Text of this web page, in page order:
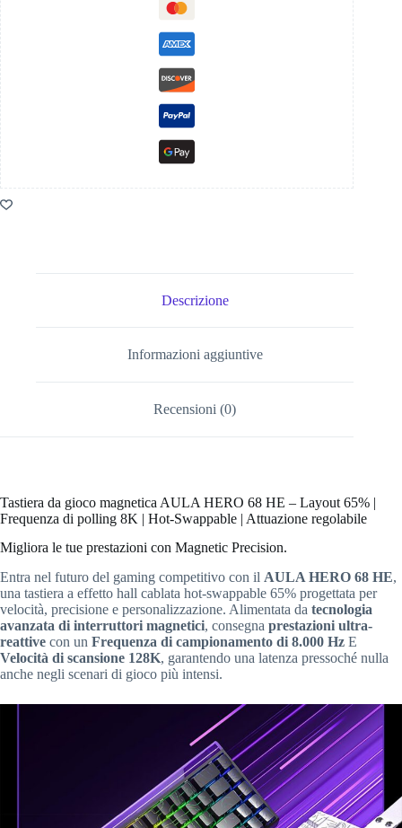
Descrizione
Informazioni aggiuntive
Recensioni (0)
Tastiera da gioco magnetica AULA HERO 68 HE – Layout 65% |
Frequenza di polling 8K | Hot-Swappable | Attuazione regolabile
Migliora le tue prestazioni con Magnetic Precision.
Entra nel futuro del gaming competitivo con il AULA HERO 68 HE,
una tastiera a effetto hall cablata hot-swappable 65% progettata per
velocità, precisione e personalizzazione. Alimentata da tecnologia
avanzata di interruttori magnetici, consegna prestazioni ultra-
reattive con un Frequenza di campionamento di 8.000 Hz E
Velocità di scansione 128K, garantendo una latenza pressoché nulla
anche negli scenari di gioco più intensi.